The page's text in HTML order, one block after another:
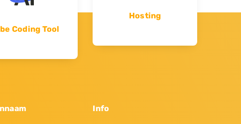
Coding Tool
Hosting
Info